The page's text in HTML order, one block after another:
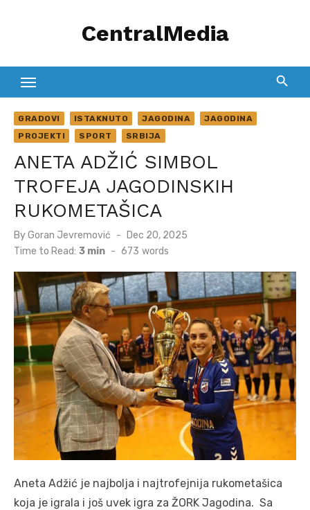
CentralMedia
GRADOVI ISTAKNUTO JAGODINA
JAGODINA
PROJEKTI
SPORT SRBIJA
ANETA ADŽIĆ SIMBOL
TROFEJA JAGODINSKIH
RUKOMETAŠICA
ByGoran Jevremović
Posted
on
Dec 20, 2025
Time to Read: 3 min - 673 words
Aneta Adžić je najbolja i najtrofejnija rukometašica
koja je igrala i još uvek igra za ŽORK Jagodina. Sa